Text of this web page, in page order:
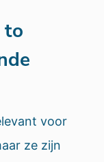
to
voor
ze zijn